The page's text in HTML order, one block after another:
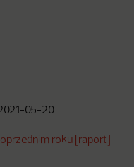
05-20
roku [raport]